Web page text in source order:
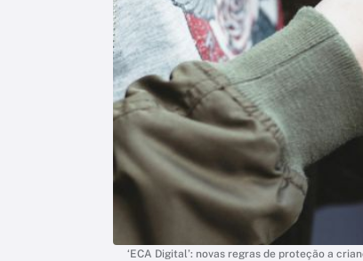
‘ECA Digital’: novas regras de proteção a